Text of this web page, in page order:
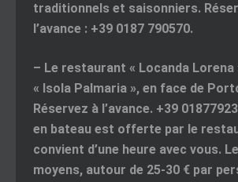
traditionnels et saisonniers.
l’avance : +39 0187 790570.
– Le restaurant « Locanda Lorena
« Isola Palmaria », en face de
Réservez à l’avance. +39
en bateau est offerte par le
convient d’une heure avec vous.
moyens, autour de 25-30 € par